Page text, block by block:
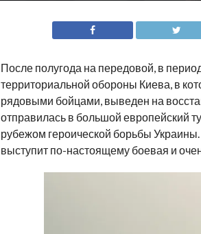
После полугода на передовой, в
территориальной обороны Киева, в
рядовыми бойцами, выведен на
отправилась в большой европейский
рубежом героической борьбы
выступит по-настоящему боевая и